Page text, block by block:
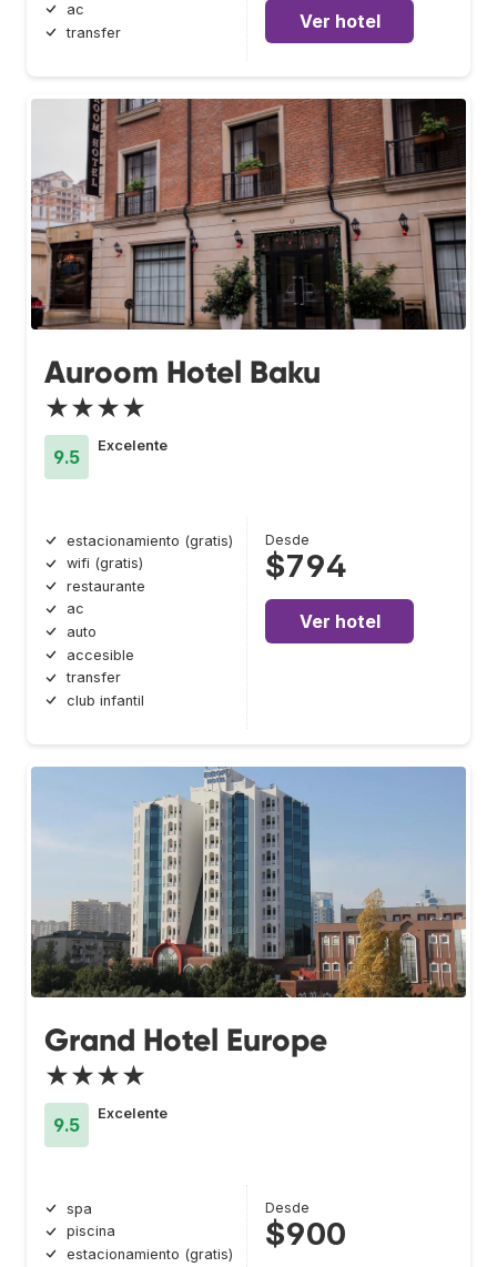
ac
transfer
Ver hotel
Auroom Hotel Baku
★★★★
9.5
Excelente
estacionamiento (gratis)
wifi (gratis)
restaurante
ac
auto
accesible
transfer
club infantil
Desde
$794
Ver hotel
Grand Hotel Europe
★★★★
9.5
Excelente
spa
piscina
estacionamiento (gratis)
Desde
$900